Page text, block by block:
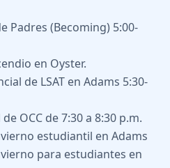
Padres (Becoming) 5:00-
en Oyster.
de LSAT en Adams 5:30-
OCC de 7:30 a 8:30 p.m.
estudiantil en Adams
para estudiantes en